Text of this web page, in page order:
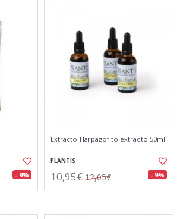
- 9%
Extracto Harpagofito extracto 50ml
PLANTIS
10,95€ 12,05€ - 9%